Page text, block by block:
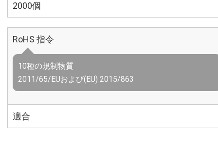
2000個
RoHS 指令
10種の規制物質
2011/65/EUおよび(EU) 2015/863
適合